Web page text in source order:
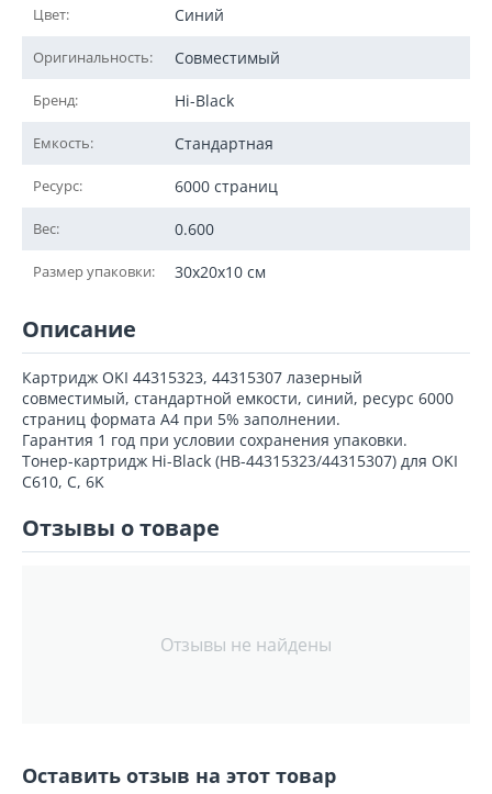
Цвет: Синий
Оригинальность: Совместимый
Бренд: Hi-Black
Емкость: Стандартная
Ресурс: 6000 страниц
Вес: 0.600
Размер упаковки: 30x20x10 см
Описание
Картридж OKI 44315323, 44315307 лазерный
совместимый, стандартной емкости, синий, ресурс 6000
страниц формата А4 при 5% заполнении.
Гарантия 1 год при условии сохранения упаковки.
Тонер-картридж Hi-Black (HB-44315323/44315307) для OKI
C610, C, 6K
Отзывы о товаре
Отзывы не найдены
Оставить отзыв на этот товар